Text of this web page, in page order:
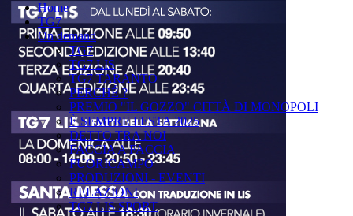
Home
TG7
On demand
TG7
TG7 LIS
TG7 TARANTO
PERCHÉ ?
PREMIO "IL GOZZO" CITTÀ DI MONOPOLI
È SEMPRE FESTA 2025
DETTO TRA NOI
FACCIA A FACCIA
FUORICAMPO
PRODUZIONI - EVENTI
RELAZIONI
TG7 LIS SPORT